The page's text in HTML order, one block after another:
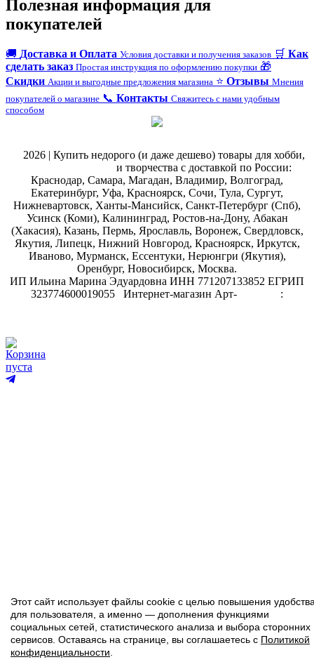
Полезная информация для
покупателей
🚚 Доставка и Оплата Условия доставки и получения заказов 🛒 Как
сделать заказ Простая инструкция по оформлению покупки 🎁
Скидки Акции и выгодные предложения магазина ⭐ Отзывы Мнения
покупателей о магазине 📞 Контакты Свяжитесь с нами удобным
способом
2026 | Купить недорого (и даже дешево) товары для хобби,
и творчества с доставкой по России:
Краснодар, Самара, Магадан, Владимир, Волгоград,
Екатеринбург, Уфа, Красноярск, Сочи, Тула, Сургут,
Нижневартовск, Ханты-Мансийск, Санкт-Петербург (Спб),
Усинск (Коми), Калининград, Ростов-на-Дону, Абакан
(Хакасия), Казань, Пермь, Ярославль, Воронеж, Свердловск,
Якутия, Липецк, Нижний Новгород, Красноярск, Иркутск,
Иваново, Мурманск, Ессентуки, Нерюнгри (Якутия),
Оренбург, Новосибирск, Москва.
ИП Ильина Марина Эдуардовна ИНН 771207133852 ЕГРИП
323774600019055
Интернет-магазин Арт-
:
Корзина
пуста
Этот сайт использует файлы cookie с целью повышения
для пользователя, а именно — дополнения функциями
социальных сетей, статистического анализа и выбора сторонних
сервисов. Оставаясь на странице, вы соглашаетесь с Политикой
конфиденциальности